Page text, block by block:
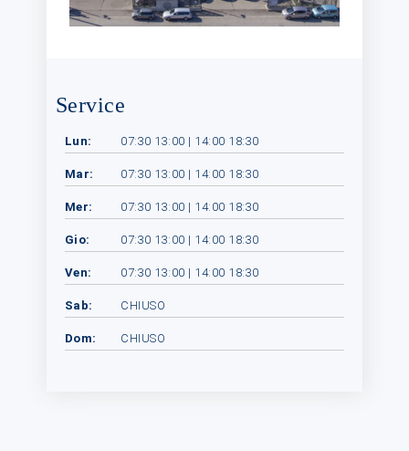
Service
Lun: 07:30 13:00 | 14:00 18:30
Mar: 07:30 13:00 | 14:00 18:30
Mer: 07:30 13:00 | 14:00 18:30
Gio: 07:30 13:00 | 14:00 18:30
Ven: 07:30 13:00 | 14:00 18:30
Sab: CHIUSO
Dom: CHIUSO